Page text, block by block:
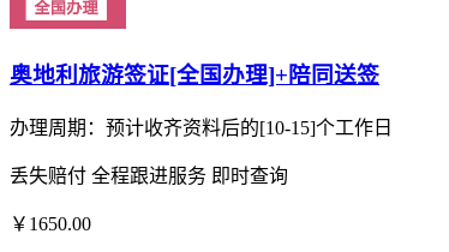
奥地利旅游签证[全国办理]+陪同送签
办理周期：预计收齐资料后的[10-15]个工作日
丢失赔付 全程跟进服务 即时查询
￥1650.00